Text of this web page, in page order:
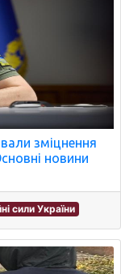
зміцнення
новини
сили України